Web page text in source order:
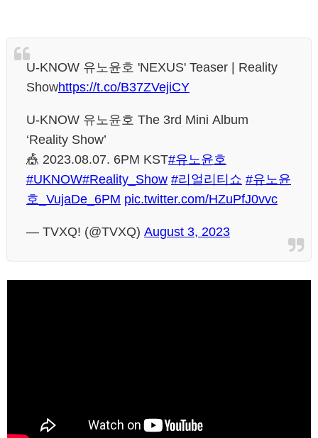
U-KNOW 유노윤호 'NEXUS' Teaser | Reality
Showhttps://t.co/B37ZVejiCY
U-KNOW 유노윤호 The 3rd Mini Album
‘Reality Show’
🎪 2023.08.07. 6PM KST#유노윤호
#UKNOW#Reality_Show #리얼리티쇼 #유노윤
호_VujaDe_6PM pic.twitter.com/HZuPfJ0vvc
— TVXQ! (@TVXQ) August 3, 2023